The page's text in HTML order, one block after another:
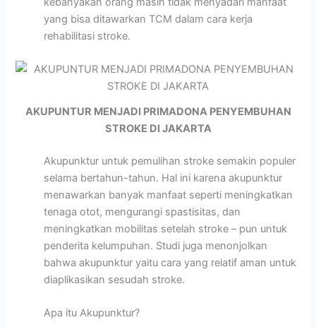
yang bisa ditawarkan TCM dalam cara kerja
rehabilitasi stroke.
AKUPUNTUR MENJADI PRIMADONA PENYEMBUHAN
STROKE DI JAKARTA
Akupunktur untuk pemulihan stroke semakin populer
selama bertahun-tahun. Hal ini karena akupunktur
menawarkan banyak manfaat seperti meningkatkan
tenaga otot, mengurangi spastisitas, dan
meningkatkan mobilitas setelah stroke – pun untuk
penderita kelumpuhan. Studi juga menonjolkan
bahwa akupunktur yaitu cara yang relatif aman untuk
diaplikasikan sesudah stroke.
Apa itu Akupunktur?